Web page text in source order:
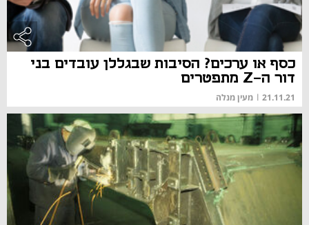
כסף או ערכים? הסיבות שבגללן עובדים בני
דור ה-Z מתפטרים
21.11.21
| מעין מנלה